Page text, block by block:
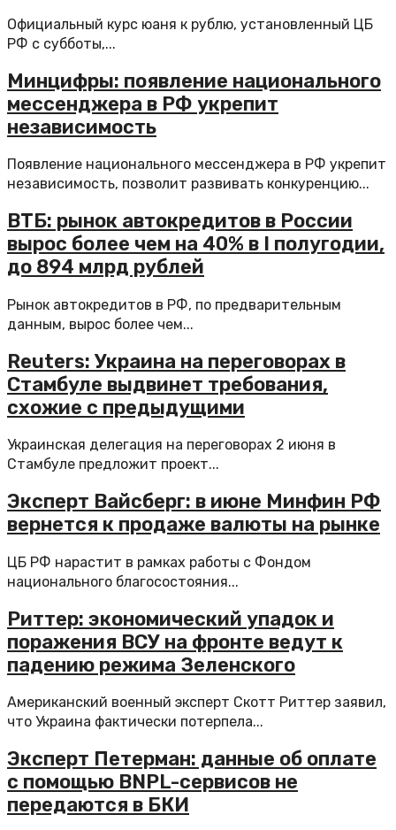
Официальный курс юаня к рублю, установленный ЦБ
РФ с субботы,...
Минцифры: появление национального
мессенджера в РФ укрепит
независимость
Появление национального мессенджера в РФ укрепит
независимость, позволит развивать конкуренцию...
ВТБ: рынок автокредитов в России
вырос более чем на 40% в I полугодии,
до 894 млрд рублей
Рынок автокредитов в РФ, по предварительным
данным, вырос более чем...
Reuters: Украина на переговорах в
Стамбуле выдвинет требования,
схожие с предыдущими
Украинская делегация на переговорах 2 июня в
Стамбуле предложит проект...
Эксперт Вайсберг: в июне Минфин РФ
вернется к продаже валюты на рынке
ЦБ РФ нарастит в рамках работы с Фондом
национального благосостояния...
Риттер: экономический упадок и
поражения ВСУ на фронте ведут к
падению режима Зеленского
Американский военный эксперт Скотт Риттер заявил,
что Украина фактически потерпела...
Эксперт Петерман: данные об оплате
с помощью BNPL-сервисов не
передаются в БКИ